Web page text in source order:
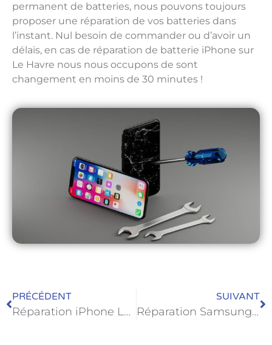
permanent de batteries, nous pouvons toujours
proposer une réparation de vos batteries dans
l’instant. Nul besoin de commander ou d’avoir un
délais, en cas de réparation de batterie iPhone sur
Le Havre nous nous occupons de sont
changement en moins de 30 minutes !
PRÉCÉDENT
Réparation iPhone Le Havre : votre smartphone est comme neuf !
SUIVANT
Réparation Samsung Le Havre dans la semaine MemetPhone